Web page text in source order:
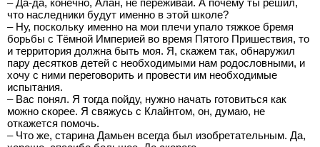
– Да-да, конечно, Алан, не переживай. А почему ты решил,
что наследники будут именно в этой школе?
– Ну, поскольку именно на мои плечи упало тяжкое бремя
борьбы с Тёмной Империей во время Пятого Пришествия, то
и территория должна быть моя. Я, скажем так, обнаружил
пару десятков детей с необходимыми нам родословными, и
хочу с ними переговорить и провести им необходимые
испытания.
– Вас понял. Я тогда пойду, нужно начать готовиться как
можно скорее. Я свяжусь с Клайнтом, он, думаю, не
откажется помочь.
– Что же, старина Дамьен всегда был изобретательным. Да,